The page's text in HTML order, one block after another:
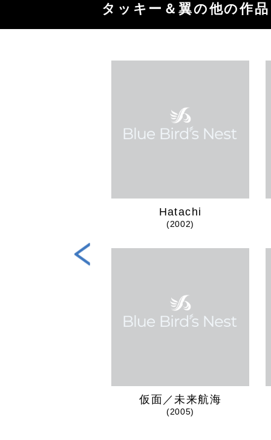
タッキー＆翼の他の作品
Hatachi
(2002)
仮面／未来航海
(2005)